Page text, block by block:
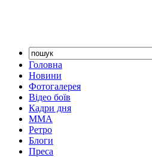
Головна
Новини
Фотогалерея
Відео боїв
Кадри дня
ММА
Ретро
Блоги
Преса